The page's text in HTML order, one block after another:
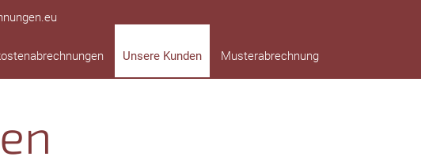
Unsere Kunden Musterabrechnung